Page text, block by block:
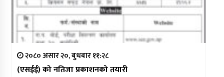
२०८० असार २०, बुधबार ११:२८
(एसईई) को नतिजा प्रकाशनको तयारी